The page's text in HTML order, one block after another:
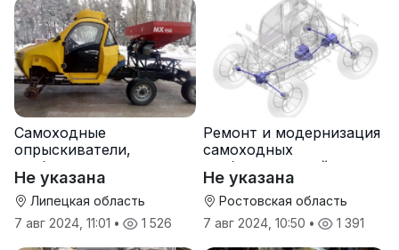
Самоходные
опрыскиватели,
разбрасыватели,
ремонт, модернизация,
увеличение
грузоподъемности
Не указана
Липецкая область
7 авг 2024, 11:01 • 1 526
Ремонт и модернизация
самоходных
разбрасывателей,
опрыскивателей
Не указана
Ростовская область
7 авг 2024, 10:50 • 1 391